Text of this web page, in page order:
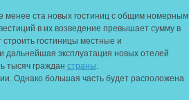
менее ста новых гостиниц с общим номерным
в их возведение превышает сумму в
гостиницы местные и
дальнейшая эксплуатация новых отелей
тысяч граждан страны.
Однако большая часть будет расположена